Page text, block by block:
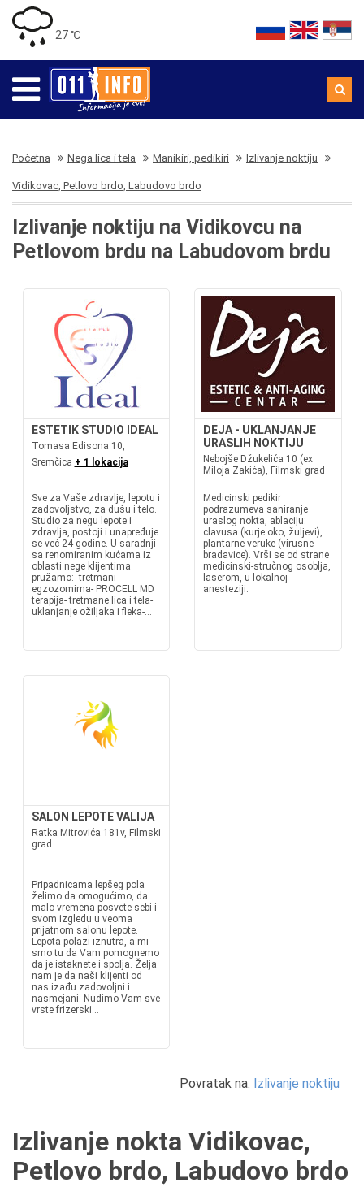
27 ℃
Početna Nega lica i tela Manikiri, pedikiri Izlivanje noktiju
Vidikovac, Petlovo brdo, Labudovo brdo
Izlivanje noktiju na Vidikovcu na
Petlovom brdu na Labudovom brdu
ESTETIK STUDIO IDEAL
Tomasa Edisona 10,
Sremčica + 1 lokacija
Sve za Vaše zdravlje, lepotu i
zadovoljstvo, za dušu i telo.
Studio za negu lepote i
zdravlja, postoji i unapređuje
se već 24 godine. U saradnji
sa renomiranim kućama iz
oblasti nege klijentima
pružamo:- tretmani
egzozomima- PROCELL MD
terapija- tretmane lica i tela-
uklanjanje ožiljaka i fleka-...
DEJA - UKLANJANJE
URASLIH NOKTIJU
Nebojše Džukelića 10 (ex
Miloja Zakića), Filmski grad
Medicinski pedikir
podrazumeva saniranje
uraslog nokta, ablaciju:
clavusa (kurje oko, žuljevi),
plantarne veruke (virusne
bradavice). Vrši se od strane
medicinski-stručnog osoblja,
laserom, u lokalnoj
anesteziji.
SALON LEPOTE VALIJA
Ratka Mitrovića 181v, Filmski
grad
Pripadnicama lepšeg pola
želimo da omogućimo, da
malo vremena posvete sebi i
svom izgledu u veoma
prijatnom salonu lepote.
Lepota polazi iznutra, a mi
smo tu da Vam pomognemo
da je istaknete i spolja. Želja
nam je da naši klijenti od
nas izađu zadovoljni i
nasmejani. Nudimo Vam sve
vrste frizerski...
Povratak na: Izlivanje noktiju
Izlivanje nokta Vidikovac,
Petlovo brdo, Labudovo brdo